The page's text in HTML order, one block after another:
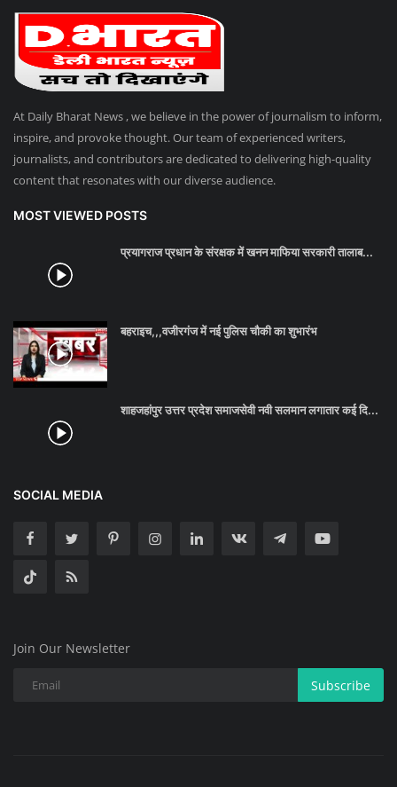
At Daily Bharat News , we believe in the power of journalism to inform,
inspire, and provoke thought. Our team of experienced writers,
journalists, and contributors are dedicated to delivering high-quality
content that resonates with our diverse audience.
MOST VIEWED POSTS
प्रयागराज प्रधान के संरक्षक में खनन माफिया सरकारी तालाब...
बहराइच,,,वजीरगंज में नई पुलिस चौकी का शुभारंभ
शाहजहांपुर उत्तर प्रदेश समाजसेवी नवी सलमान लगातार कई दि...
SOCIAL MEDIA
Join Our Newsletter
Subscribe